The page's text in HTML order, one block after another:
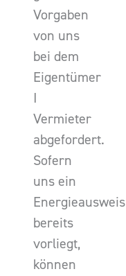
Vorgaben
von uns
bei dem
Eigentümer
I
Vermieter
abgefordert.
Sofern
uns ein
Energieausweis
bereits
vorliegt,
können